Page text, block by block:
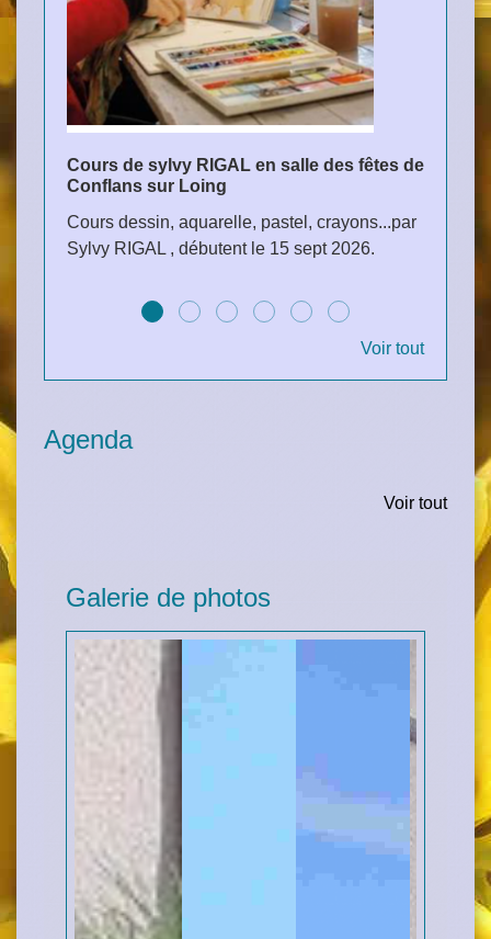
Cours de sylvy RIGAL en salle des fêtes de
Conflans sur Loing
Cours dessin, aquarelle, pastel, crayons...par
Sylvy RIGAL , débutent le 15 sept 2026.
Voir tout
Agenda
Voir tout
Galerie de photos